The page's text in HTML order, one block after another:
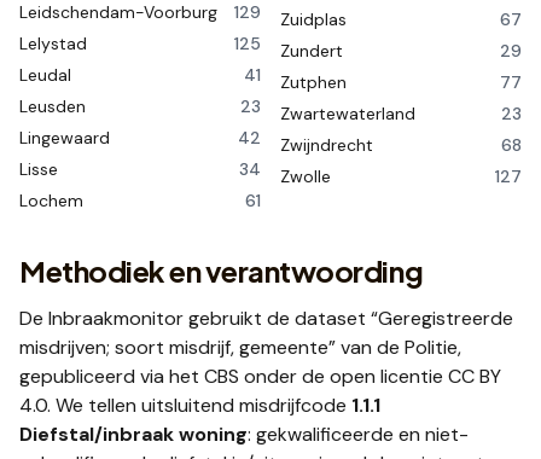
Leidschendam-Voorburg
129
Lelystad
125
Leudal
41
Leusden
23
Lingewaard
42
Lisse
34
Lochem
61
Zuidplas
67
Zundert
29
Zutphen
77
Zwartewaterland
23
Zwijndrecht
68
Zwolle
127
Methodiek en verantwoording
De Inbraakmonitor gebruikt de dataset “Geregistreerde
misdrijven; soort misdrijf, gemeente”van de Politie,
gepubliceerd via het CBS onder de open licentie CC BY
4.0. We tellen uitsluitend misdrijfcode 1.1.1
Diefstal/inbraak woning: gekwalificeerde en niet-